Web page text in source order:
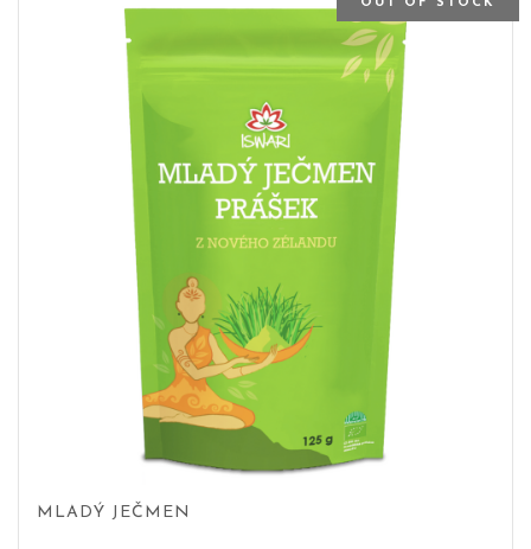
OUT OF STOCK
MLADÝ JEČMEN